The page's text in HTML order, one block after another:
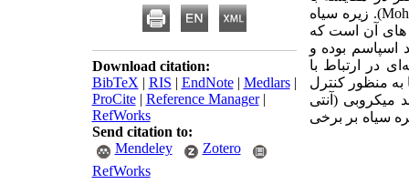
). زیره سیاه
های آن است که
بوده و
در ارتباط با
به منظور کنترل
میکروبی (آنتی
سیاه بر برخی
Download citation:
BibTeX | RIS | EndNote| Medlars|
ProCite| Reference Manager|
RefWorks
Send citation to:
Mendeley
Zotero
RefWorks